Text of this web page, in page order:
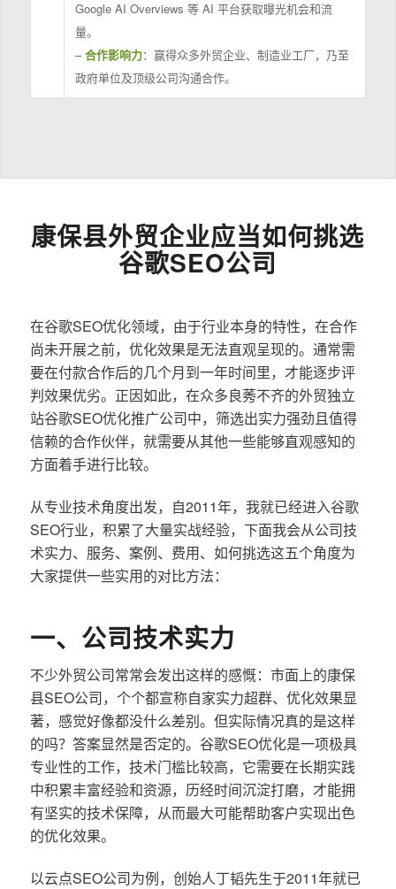
Google AI Overviews 等 AI 平台获取曝光机会和流
量。
–合作影响力：赢得众多外贸企业、制造业工厂，乃至
政府单位及顶级公司沟通合作。
康保县外贸企业应当如何挑选
谷歌SEO公司
在谷歌SEO优化领域，由于行业本身的特性，在合作
尚未开展之前，优化效果是无法直观呈现的。通常需
要在付款合作后的几个月到一年时间里，才能逐步评
判效果优劣。正因如此，在众多良莠不齐的外贸独立
站谷歌SEO优化推广公司中，筛选出实力强劲且值得
信赖的合作伙伴，就需要从其他一些能够直观感知的
方面着手进行比较。
从专业技术角度出发，自2011年，我就已经进入谷歌
SEO行业，积累了大量实战经验，下面我会从公司技
术实力、服务、案例、费用、如何挑选这五个角度为
大家提供一些实用的对比方法：
一、公司技术实力
不少外贸公司常常会发出这样的感慨：市面上的康保
县SEO公司，个个都宣称自家实力超群、优化效果显
著，感觉好像都没什么差别。但实际情况真的是这样
的吗？答案显然是否定的。谷歌SEO优化是一项极具
专业性的工作，技术门槛比较高，它需要在长期实践
中积累丰富经验和资源，历经时间沉淀打磨，才能拥
有坚实的技术保障，从而最大可能帮助客户实现出色
的优化效果。
以云点SEO公司为例，创始人丁韬先生于2011年就已